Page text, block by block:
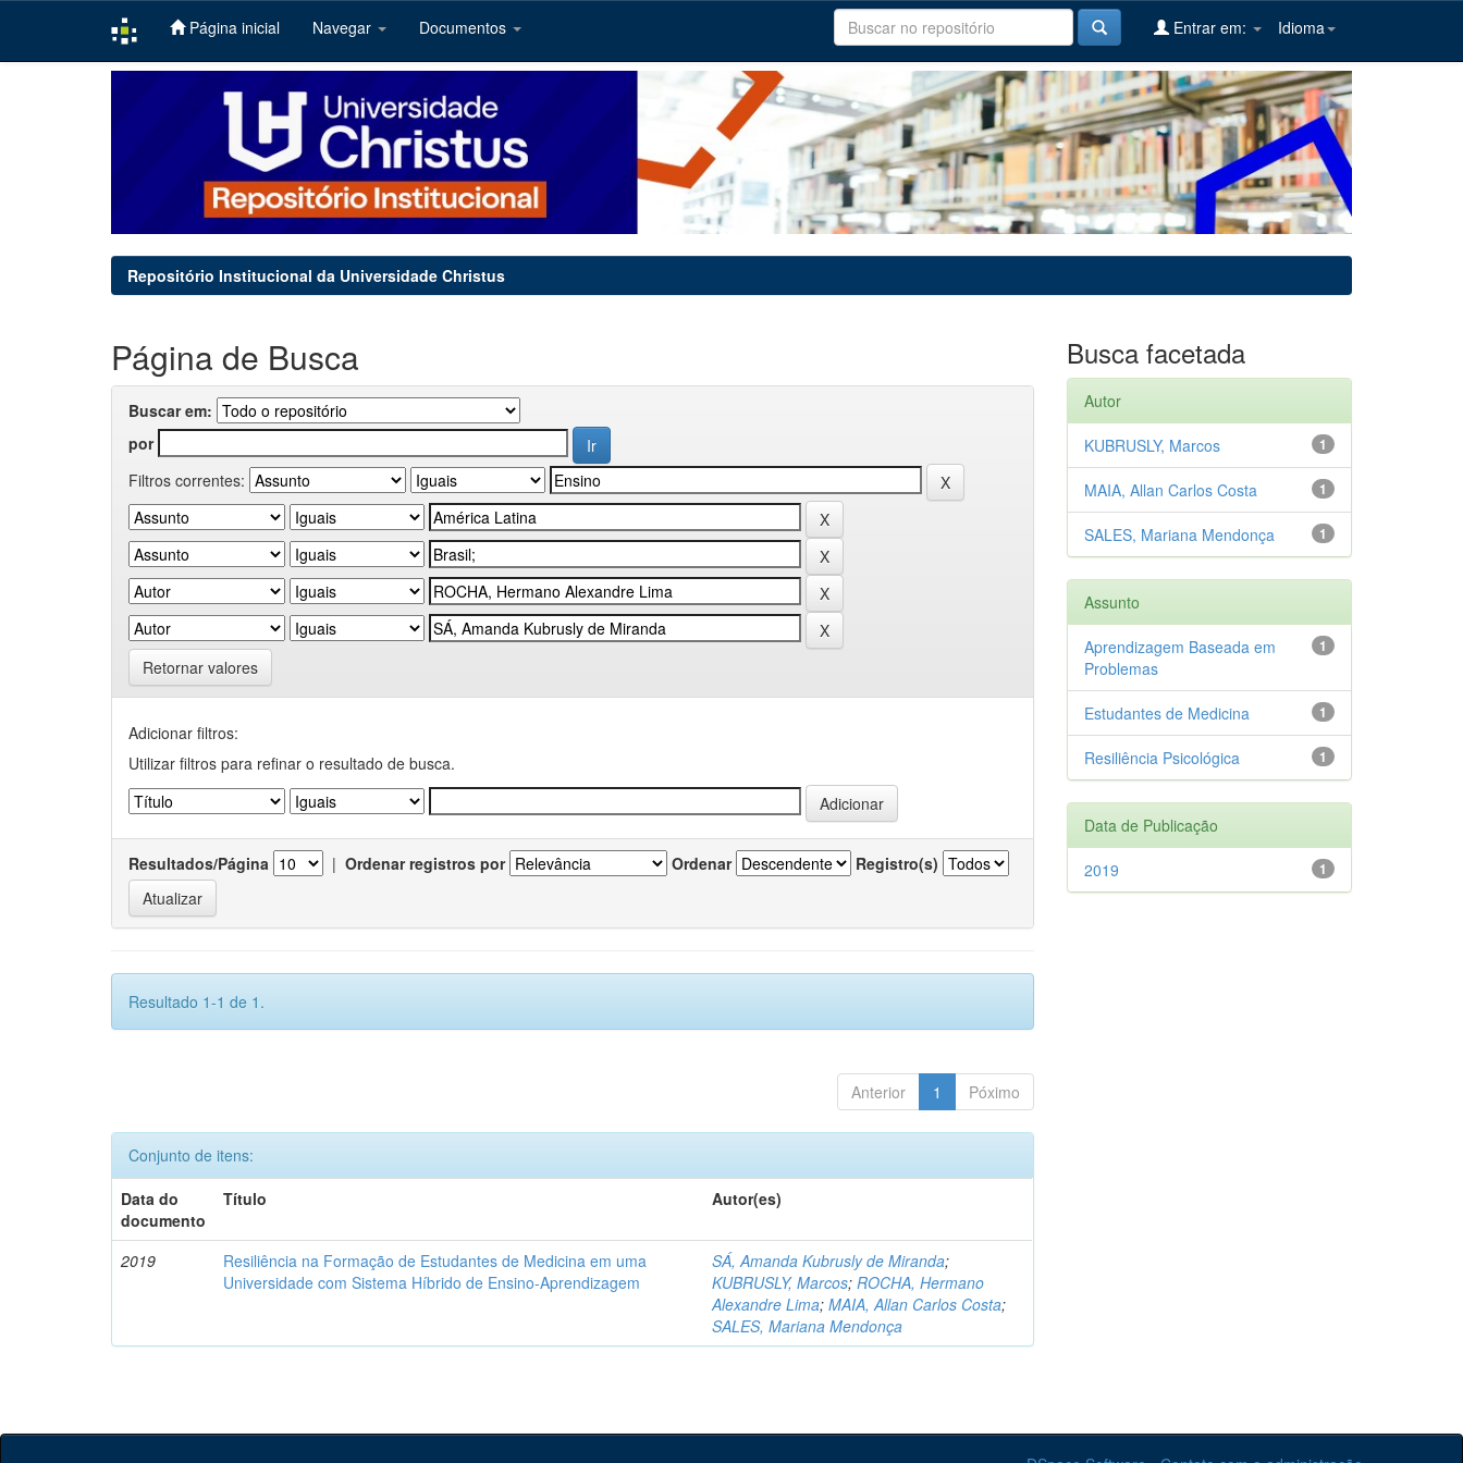
Página inicial Navegar Documentos Idioma
Entrar em:
Repositório Institucional da Universidade Christus
Página de Busca
Buscar em:
por
Filtros correntes:
Retornar valores
Adicionar filtros:
Utilizar filtros para refinar o resultado de busca.
Resultados/Página | Ordenar registros por Ordenar Registro(s)
Resultado 1-1 de 1.
Anterior 1 Póximo
Conjunto de itens:
Data do
documento
Título Autor(es)
2019
Resiliência na Formação de Estudantes de Medicina em uma
Universidade com Sistema Híbrido de Ensino-Aprendizagem
SÁ, Amanda Kubrusly de Miranda;
KUBRUSLY, Marcos;ROCHA, Hermano
Alexandre Lima;MAIA, Allan Carlos Costa;
SALES, Mariana Mendonça
Busca facetada
Autor
1
KUBRUSLY, Marcos
1
MAIA, Allan Carlos Costa
1
SALES, Mariana Mendonça
Assunto
1
Aprendizagem Baseada em
Problemas
1
Estudantes de Medicina
1
Resiliência Psicológica
Data de Publicação
1
2019